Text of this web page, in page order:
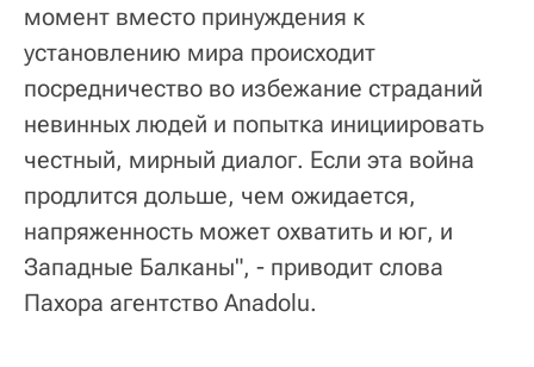
момент вместо принуждения к
установлению мира происходит
посредничество во избежание страданий
невинных людей и попытка инициировать
честный, мирный диалог. Если эта война
продлится дольше, чем ожидается,
напряженность может охватить и юг, и
Западные Балканы", - приводит слова
Пахора агентство Anadolu.